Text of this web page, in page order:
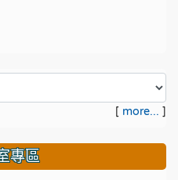
[ more... ]
專區